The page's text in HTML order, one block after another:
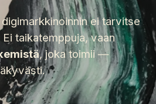
ei tarvitse
taikatemppuja, vaan
, joka toimii —